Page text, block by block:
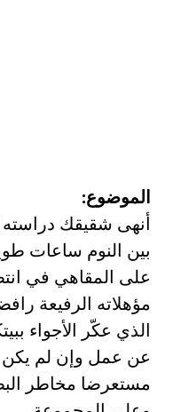
الموضوع:
أنهى شقيقك دراسته
بين النوم ساعات
على المقاهي في
مؤهلاته الرفيعة
الذي عكّر الأجواء
عن عمل وإن لم
مستعرضا مخاطر